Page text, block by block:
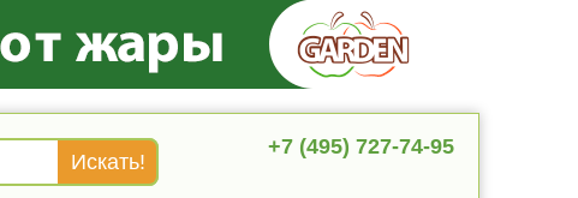
+7 (495) 727-74-95